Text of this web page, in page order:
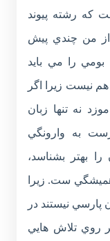
که رشته پيوند
از من چندي پيش
را مي بايد
نيست زيرا اگر
نه تنها زبان
به وارونگي
بهتر بشناسد،
ست. زيرا
پارسي نيستند در
روي تلاش هايي